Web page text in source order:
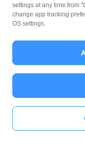
settings at any time from
change app tracking
OS settings.